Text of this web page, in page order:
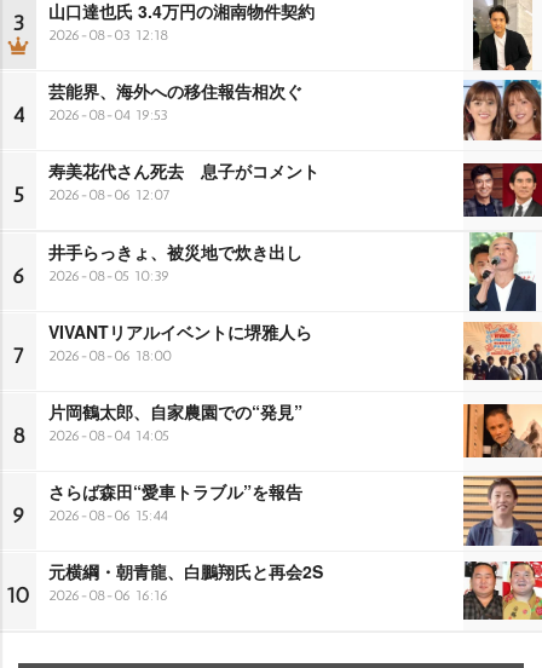
3 山口達也氏 3.4万円の湘南物件契約
2026-08-03 12:18
4
芸能界、海外への移住報告相次ぐ
2026-08-04 19:53
5
寿美花代さん死去 息子がコメント
2026-08-06 12:07
6
井手らっきょ、被災地で炊き出し
2026-08-05 10:39
7
VIVANTリアルイベントに堺雅人ら
2026-08-06 18:00
8
片岡鶴太郎、自家農園での“発見”
2026-08-04 14:05
9
さらば森田“愛車トラブル”を報告
2026-08-06 15:44
10
元横綱・朝青龍、白鵬翔氏と再会2S
2026-08-06 16:16